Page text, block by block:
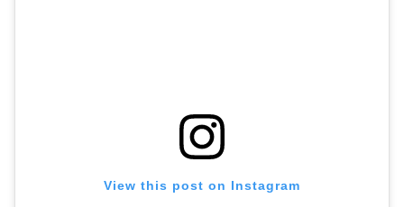
View this post on Instagram